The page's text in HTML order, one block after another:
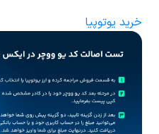
خرید یوتوپیا